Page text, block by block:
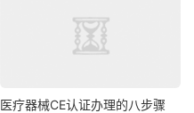
医疗器械CE认证办理的八步骤